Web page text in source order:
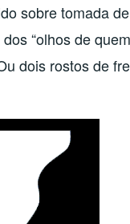
sobre tomada
“olhos de
dois rostos de